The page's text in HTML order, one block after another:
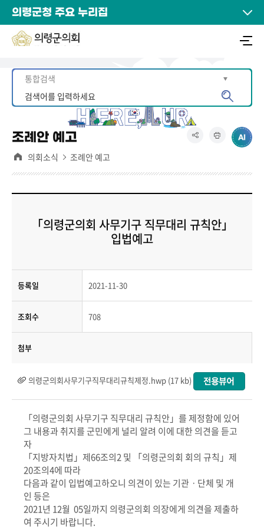
의령군청 주요 누리집
조례안 예고
의회소식 조례안 예고
「의령군의회 사무기구 직무대리 규칙안」
입법예고
등록일 2021-11-30
조회수 708
첨부
의령군의회사무기구직무대리규칙제정.hwp (17 kb)
「의령군의회 사무기구 직무대리 규칙안」를 제정함에 있어
그 내용과 취지를 군민에게 널리 알려 이에 대한 의견을 듣고
자
「지방자치법」제66조의2 및 「의령군의회 회의 규칙」제
20조의4에 따라
다음과 같이 입법예고하오니 의견이 있는 기관ㆍ단체 및 개
인 등은
2021년 12월 05일까지 의령군의회 의장에게 의견을 제출하
여 주시기 바랍니다.